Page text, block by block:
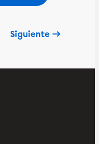
Siguiente →